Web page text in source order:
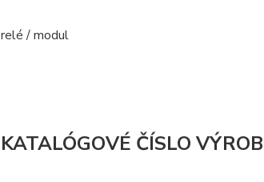
relé / modul
KATALÓGOVÉ ČÍSLO